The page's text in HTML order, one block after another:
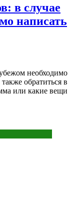
в случае
написать
необходимо
обратиться в
или какие вещи